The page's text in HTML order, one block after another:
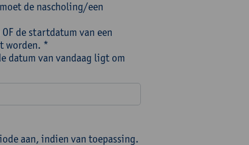
de nascholing/een
de startdatum van een
worden. *
datum van vandaag ligt om
aan, indien van toepassing.